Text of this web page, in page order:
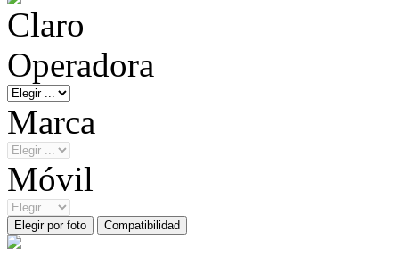
Operadora
Marca
Móvil